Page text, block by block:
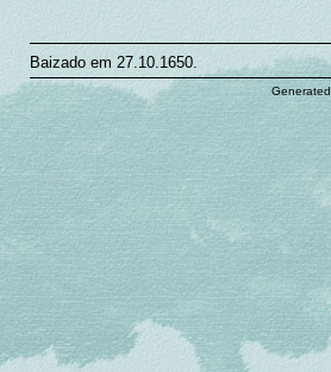
Baizado em 27.10.1650.